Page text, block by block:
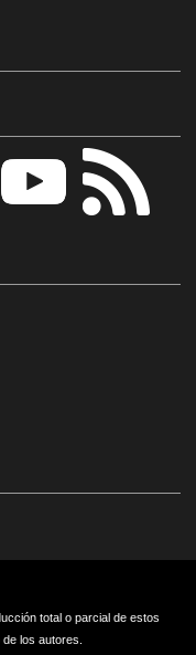
total o parcial de estos
los autores.